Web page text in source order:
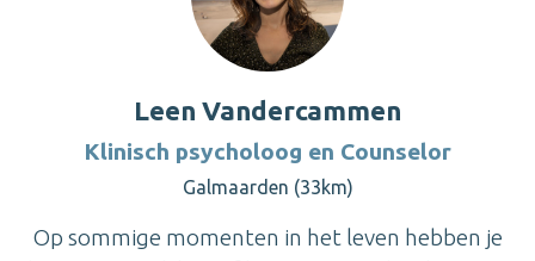
Leen Vandercammen
Klinisch psycholoog en Counselor
Galmaarden (33km)
Op sommige momenten in het leven hebben je